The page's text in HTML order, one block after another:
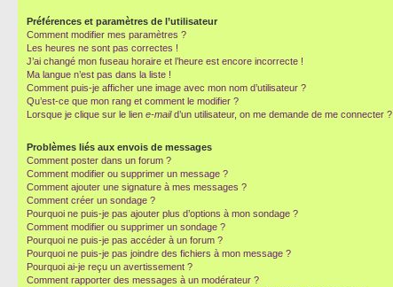
Préférences et paramètres de l’utilisateur
Comment modifier mes paramètres ?
Les heures ne sont pas correctes !
J’ai changé mon fuseau horaire et l’heure est encore incorrecte !
Ma langue n’est pas dans la liste !
Comment puis-je afficher une image avec mon nom d’utilisateur ?
Qu’est-ce que mon rang et comment le modifier ?
Lorsque je clique sur le lien e-maild’un utilisateur, on me demande de me connecter ?
Problèmes liés aux envois de messages
Comment poster dans un forum ?
Comment modifier ou supprimer un message ?
Comment ajouter une signature à mes messages ?
Comment créer un sondage ?
Pourquoi ne puis-je pas ajouter plus d’options à mon sondage ?
Comment modifier ou supprimer un sondage ?
Pourquoi ne puis-je pas accéder à un forum ?
Pourquoi ne puis-je pas joindre des fichiers à mon message ?
Pourquoi ai-je reçu un avertissement ?
Comment rapporter des messages à un modérateur ?